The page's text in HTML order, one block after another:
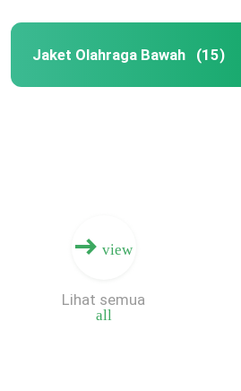
Jaket Olahraga Bawah (15)
view
all
Lihat semua